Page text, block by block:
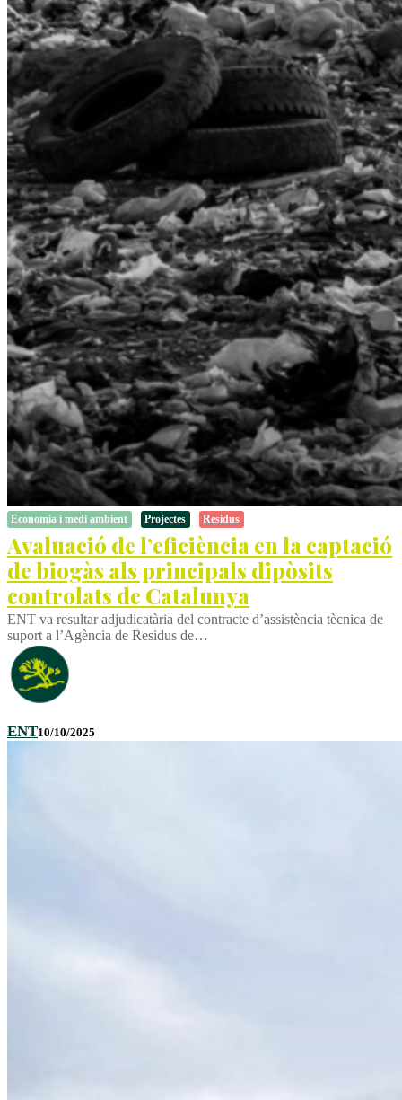
Economia i medi ambient Projectes Residus
Avaluació de l’eficiència en la captació
de biogàs als principals dipòsits
controlats de Catalunya
ENT va resultar adjudicatària del contracte d’assistència tècnica de
suport a l’Agència de Residus de…
ENT10/10/2025